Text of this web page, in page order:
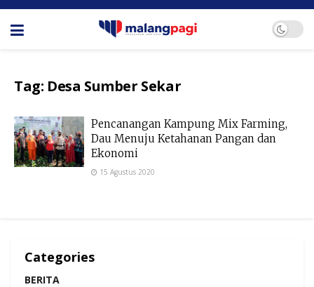
Tag: Desa Sumber Sekar
Pencanangan Kampung Mix Farming,
Dau Menuju Ketahanan Pangan dan
Ekonomi
15 Agustus 2020
Categories
BERITA